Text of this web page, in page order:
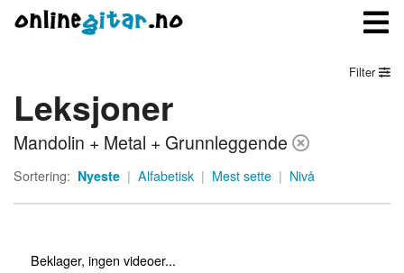
Meny
Logg inn
Filter
Leksjoner
Mandolin + Metal + Grunnleggende
Sortering: Nyeste | Alfabetisk | Mest sette | Nivå
Beklager, ingen videoer...